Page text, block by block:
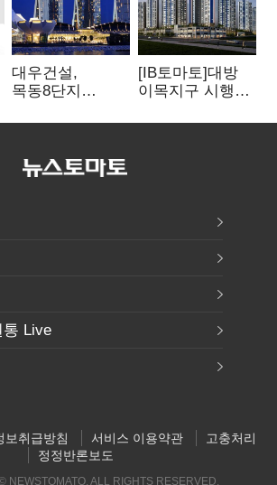
대우건설,
목동8단지
엔지니어링사
[IB토마토]대방
이목지구 시행
완전자본잠식…
통 Live
보취급방침 서비스 이용약관
고충처리
정정반론보도
NEWSTOMATO. ALL RIGHTS RESERVED.